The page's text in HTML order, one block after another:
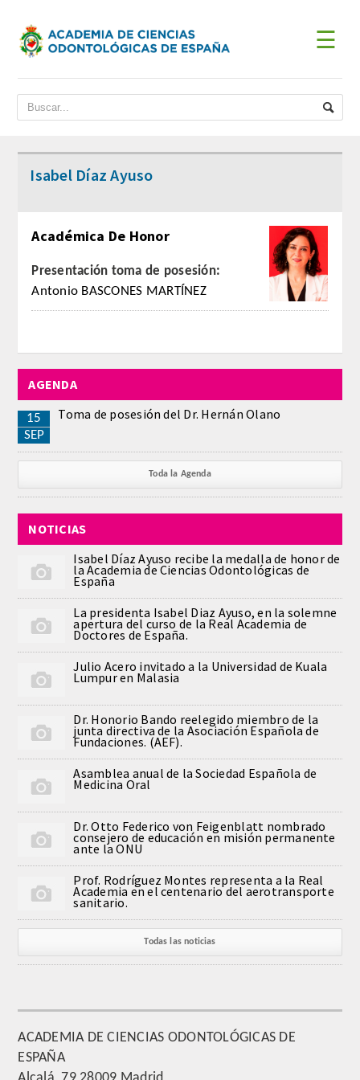
ACADEMIA
BIENVENIDA DEL PRESIDENTE
Historia
Presidentes
JUNTA DE GOBIERNO
ESTATUTOS
ACADEMICOS
CIENCIAS BASICAS MEDICAS
AFINES A LA ODONTOLOGIA
HUMANIDADES Y CIENCIAS
MEDICO-JURIDICAS
PREVENCION,PROMOCION DE LA
SALUD Y GESTION NUEVAS
TECNOLOGIAS SANITARIAS
ESTOMATOLOGIA MEDICO-
QUIRURGICA
ODONTOLOGIA CONSERVADORA
ORTOGNATIA
NÚMERO
Alfabético
HONOR
☰
Isabel Díaz Ayuso
Académica De Honor
Presentación toma de posesión:
Antonio BASCONES MARTÍNEZ
AGENDA
15
SEP
Toma de posesión del Dr. Hernán Olano
Toda la Agenda
NOTICIAS
Isabel Díaz Ayuso recibe la medalla de honor de
la Academia de Ciencias Odontológicas de
España
La presidenta Isabel Diaz Ayuso, en la solemne
apertura del curso de la Real Academia de
Doctores de España.
Julio Acero invitado a la Universidad de Kuala
Lumpur en Malasia
Dr. Honorio Bando reelegido miembro de la
junta directiva de la Asociación Española de
Fundaciones. (AEF).
Asamblea anual de la Sociedad Española de
Medicina Oral
Dr. Otto Federico von Feigenblatt nombrado
consejero de educación en misión permanente
ante la ONU
Prof. Rodríguez Montes representa a la Real
Academia en el centenario del aerotransporte
sanitario.
Todas las noticias
ACADEMIA DE CIENCIAS ODONTOLÓGICAS DE
ESPAÑA